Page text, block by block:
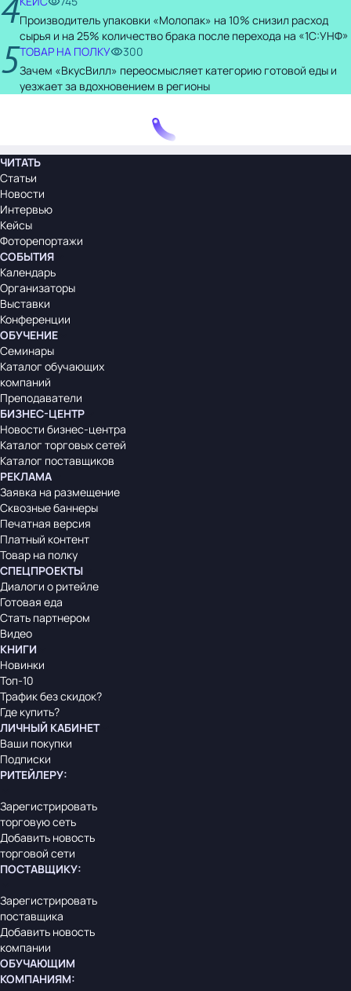
Производитель упаковки «Молопак» на 10% снизил расход
сырья и на 25% количество брака после перехода на «1С:УНФ»
5ТОВАР НА ПОЛКУ
300
Зачем «ВкусВилл» переосмысляет категорию готовой еды и
уезжает за вдохновением в регионы
ЧИТАТЬ
Статьи
Новости
Интервью
Кейсы
Фоторепортажи
СОБЫТИЯ
Календарь
Организаторы
Выставки
Конференции
ОБУЧЕНИЕ
Семинары
Каталог обучающих
компаний
Преподаватели
БИЗНЕС-ЦЕНТР
Новости бизнес-центра
Каталог торговых сетей
Каталог поставщиков
РЕКЛАМА
Заявка на размещение
Сквозные баннеры
Печатная версия
Платный контент
Товар на полку
СПЕЦПРОЕКТЫ
Диалоги о ритейле
Готовая еда
Стать партнером
Видео
КНИГИ
Новинки
Топ-10
Трафик без скидок?
Где купить?
ЛИЧНЫЙ КАБИНЕТ
Ваши покупки
Подписки
РИТЕЙЛЕРУ:
Зарегистрировать
торговую сеть
Добавить новость
торговой сети
ПОСТАВЩИКУ:
Зарегистрировать
поставщика
Добавить новость
компании
ОБУЧАЮЩИМ
КОМПАНИЯМ: